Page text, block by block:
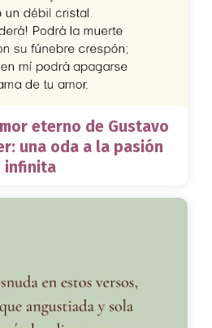
eterno de Gustavo
una oda a la pasión
infinita